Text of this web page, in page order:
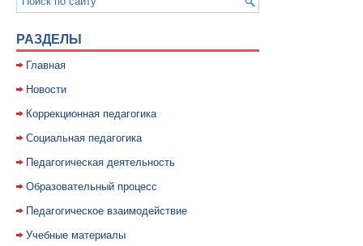
РАЗДЕЛЫ
Главная
Новости
Коррекционная педагогика
Социальная педагогика
Педагогическая деятельность
Образовательный процесс
Педагогическое взаимодействие
Учебные материалы